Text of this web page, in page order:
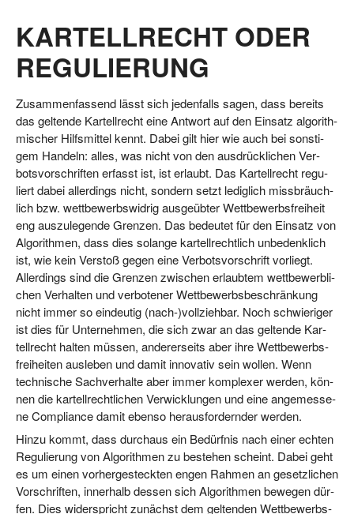
KARTELLRECHT ODER
REGULIERUNG
Zusam­men­fas­send lässt sich jeden­falls sagen, dass bereits
das gel­ten­de Kar­tell­recht eine Ant­wort auf den Ein­satz algo­rith­
mi­scher Hilfs­mit­tel kennt. Dabei gilt hier wie auch bei sons­ti­
gem Han­deln: alles, was nicht von den aus­drück­li­chen Ver­
bots­vor­schrif­ten erfasst ist, ist erlaubt. Das Kar­tell­recht regu­
liert dabei aller­dings nicht, son­dern setzt ledig­lich miss­bräuch­
lich bzw. wett­be­werbs­wid­rig aus­ge­üb­ter Wett­be­werbs­frei­heit
eng aus­zu­le­gen­de Gren­zen. Das bedeu­tet für den Ein­satz von
Algo­rith­men, dass dies solan­ge kar­tell­recht­lich unbe­denk­lich
ist, wie kein Ver­stoß gegen eine Ver­bots­vor­schrift vor­liegt.
Aller­dings sind die Gren­zen zwi­schen erlaub­tem wett­be­werb­li­
chen Ver­hal­ten und ver­bo­te­ner Wett­be­werbs­be­schrän­kung
nicht immer so ein­deu­tig (nach-)vollziehbar. Noch schwie­ri­ger
ist dies für Unter­neh­men, die sich zwar an das gel­ten­de Kar­
tell­recht hal­ten müs­sen, ande­rer­seits aber ihre Wett­be­werbs­
frei­hei­ten aus­le­ben und damit inno­va­tiv sein wol­len. Wenn
tech­ni­sche Sach­ver­hal­te aber immer kom­ple­xer wer­den, kön­
nen die kar­tell­recht­li­chen Ver­wick­lun­gen und eine ange­mes­se­
ne Com­pli­ance damit eben­so her­aus­for­dern­der werden.
Hin­zu kommt, dass durch­aus ein Bedürf­nis nach einer ech­ten
Regu­lie­rung von Algo­rith­men zu bestehen scheint. Dabei geht
es um einen vor­her­ge­steck­ten engen Rah­men an gesetz­li­chen
Vor­schrif­ten, inner­halb des­sen sich Algo­rith­men bewe­gen dür­
fen. Dies wider­spricht zunächst dem gel­ten­den Wett­be­werbs­